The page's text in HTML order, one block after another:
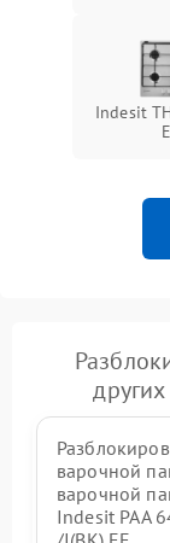
Indesit
варочной
варочной
Indesit PAA